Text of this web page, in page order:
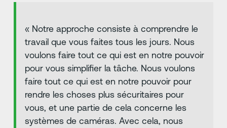
« Notre approche consiste à comprendre le
travail que vous faites tous les jours. Nous
voulons faire tout ce qui est en notre pouvoir
pour vous simplifier la tâche. Nous voulons
faire tout ce qui est en notre pouvoir pour
rendre les choses plus sécuritaires pour
vous, et une partie de cela concerne les
systèmes de caméras. Avec cela, nous